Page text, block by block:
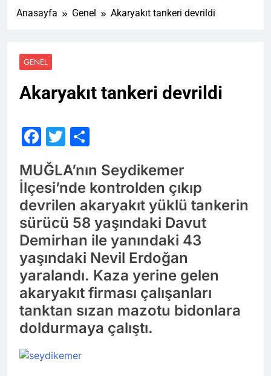
Anasayfa Genel Akaryakıt tankeri devrildi
GENEL
Akaryakıt tankeri devrildi
Facebook
Twitter
MUĞLA’nın Seydikemer
İlçesi’nde kontrolden çıkıp
devrilen akaryakıt yüklü tankerin
sürücü 58 yaşındaki Davut
Demirhan ile yanındaki 43
yaşındaki Nevil Erdoğan
yaralandı. Kaza yerine gelen
akaryakıt firması çalışanları
tanktan sızan mazotu bidonlara
doldurmaya çalıştı.